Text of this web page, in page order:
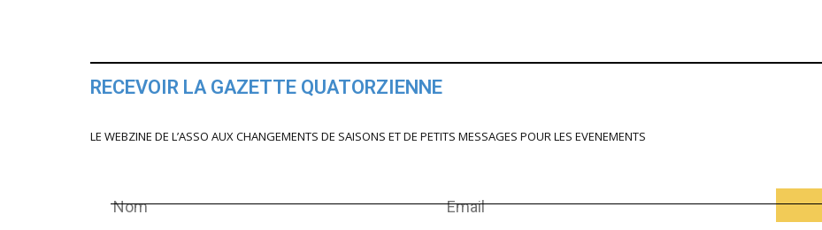
RECEVOIR LA GAZETTE QUATORZIENNE
LE WEBZINE DE L’ASSO AUX CHANGEMENTS DE SAISONS ET DE PETITS MESSAGES POUR LES EVENEMENTS